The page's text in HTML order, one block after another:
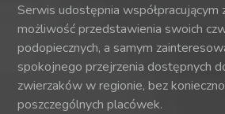
Serwis udostępnia współpracującym
możliwość przedstawienia swoich
podopiecznych, a samym
spokojnego przejrzenia dostępnych
zwierzaków w regionie, bez
poszczególnych placówek.